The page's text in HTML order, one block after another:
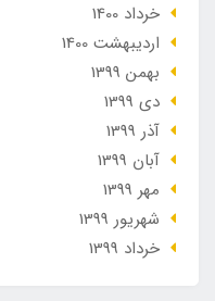
خرداد 1400
ارديبهشت 1400
بهمن 1399
دی 1399
آذر 1399
آبان 1399
مهر 1399
شهریور 1399
خرداد 1399